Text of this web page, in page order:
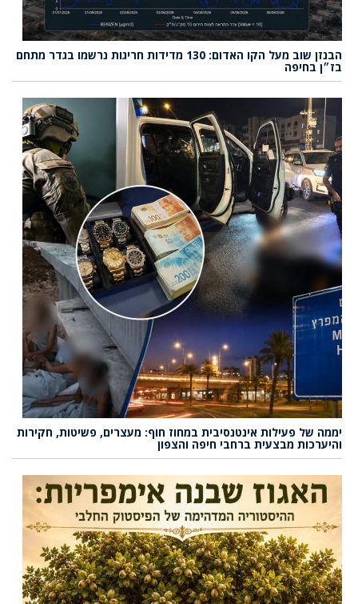
הבנזן שוב מעל הקו האדום: 130 מדידות חריגות נרשמו בגדר מתחם
בז״ן בחיפה
יממה של פעילות אינטנסיבית במחוז חוף: מעצרים, פשיטות, חקירות
והיערכות מבצעית ברחבי חיפה והצפון